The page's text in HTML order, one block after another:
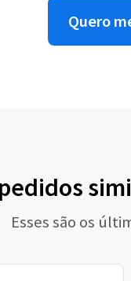
Quero
Esses são os